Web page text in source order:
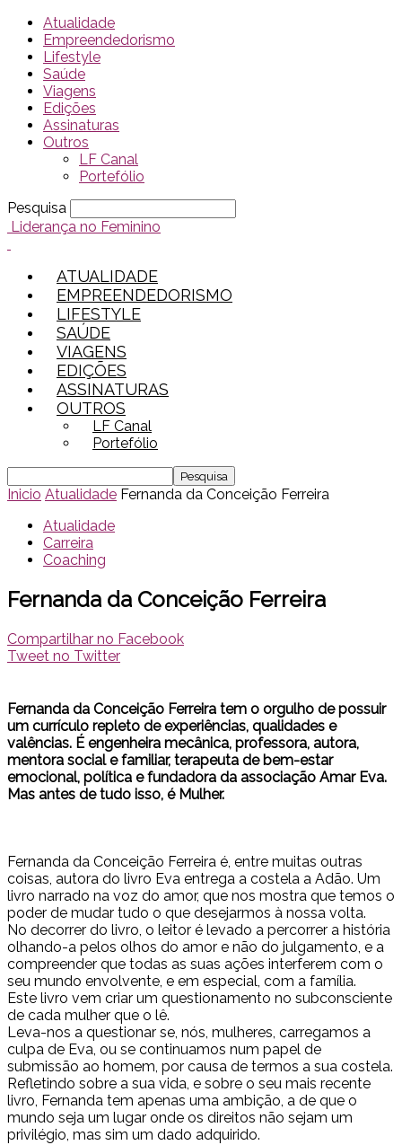
Atualidade
Empreendedorismo
Lifestyle
Saúde
Viagens
Edições
Assinaturas
Outros
LF Canal
Portefólio
Pesquisa
Liderança no Feminino
ATUALIDADE
EMPREENDEDORISMO
LIFESTYLE
SAÚDE
VIAGENS
EDIÇÕES
ASSINATURAS
OUTROS
LF Canal
Portefólio
Inicio Atualidade Fernanda da Conceição Ferreira
Atualidade
Carreira
Coaching
Fernanda da Conceição Ferreira
Compartilhar no Facebook
Tweet no Twitter
Fernanda da Conceição Ferreira tem o orgulho de possuir
um currículo repleto de experiências, qualidades e
valências. É engenheira mecânica, professora, autora,
mentora social e familiar, terapeuta de bem-estar
emocional, política e fundadora da associação Amar Eva.
Mas antes de tudo isso, é Mulher.
Fernanda da Conceição Ferreira é, entre muitas outras
coisas, autora do livro Eva entrega a costela a Adão. Um
livro narrado na voz do amor, que nos mostra que temos o
poder de mudar tudo o que desejarmos à nossa volta.
No decorrer do livro, o leitor é levado a percorrer a história
olhando-a pelos olhos do amor e não do julgamento, e a
compreender que todas as suas ações interferem com o
seu mundo envolvente, e em especial, com a família.
Este livro vem criar um questionamento no subconsciente
de cada mulher que o lê.
Leva-nos a questionar se, nós, mulheres, carregamos a
culpa de Eva, ou se continuamos num papel de
submissão ao homem, por causa de termos a sua costela.
Refletindo sobre a sua vida, e sobre o seu mais recente
livro, Fernanda tem apenas uma ambição, a de que o
mundo seja um lugar onde os direitos não sejam um
privilégio, mas sim um dado adquirido.